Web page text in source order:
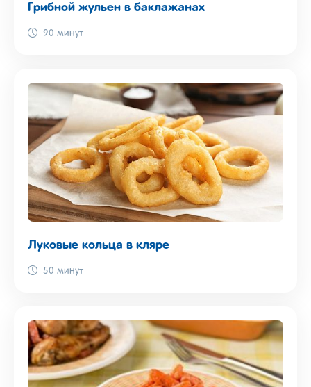
Грибной жульен в баклажанах
90 минут
Луковые кольца в кляре
50 минут